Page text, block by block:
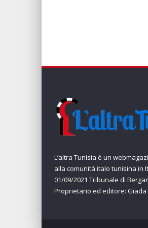
L’altra Tunisia è un
alla comunità italo tunisina in
01/09/2021 Tribunale di
Proprietario ed editore: Giada